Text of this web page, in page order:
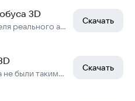
3D
Симулятор водителя реального автобуса!
Скачать
Гонки еще никогда не были такими весёлыми!
Скачать